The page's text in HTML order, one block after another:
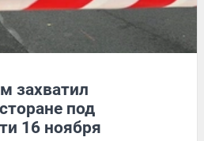
захватил
под
16 ноября